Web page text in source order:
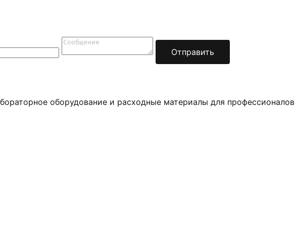
Отправить
оборудование и расходные материалы для профессионалов